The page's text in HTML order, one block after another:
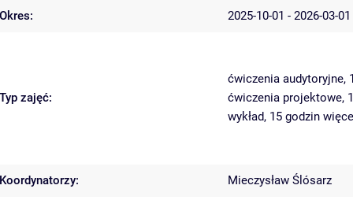
Okres: 2025-10-01 - 2026-03-01
Typ zajęć:
ćwiczenia audytoryjne,
ćwiczenia projektowe,
wykład, 15 godzin
Koordynatorzy: Mieczysław Ślósarz